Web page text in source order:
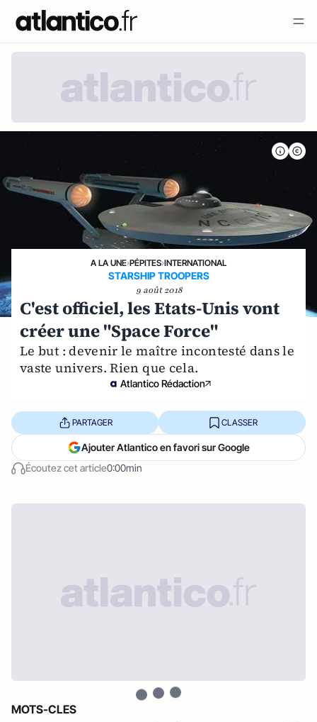
A LA UNE›PÉPITES›INTERNATIONAL
STARSHIP TROOPERS
9 août 2018
C'est officiel, les Etats-Unis vont
créer une "Space Force"
Le but : devenir le maître incontesté dans le
vaste univers. Rien que cela.
Atlantico Rédaction
Écoutez cet article0:00min
PARTAGER CLASSER
Ajouter Atlantico en favori sur Google
MOTS-CLES